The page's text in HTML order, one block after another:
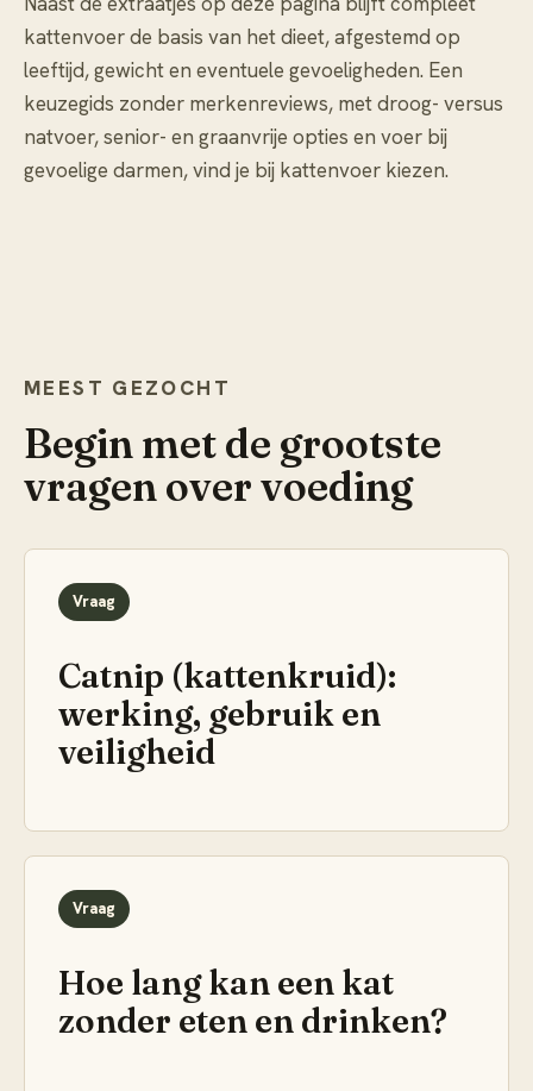
kattenvoer de basis van het dieet, afgestemd op
leeftijd, gewicht en eventuele gevoeligheden. Een
keuzegids zonder merkenreviews, met droog- versus
natvoer, senior- en graanvrije opties en voer bij
gevoelige darmen, vind je bij kattenvoer kiezen.
MEEST GEZOCHT
Begin met de grootste
vragen overvoeding
Vraag
Catnip (kattenkruid):
werking, gebruik en
veiligheid
Vraag
Hoe lang kan een kat
zonder eten en drinken?